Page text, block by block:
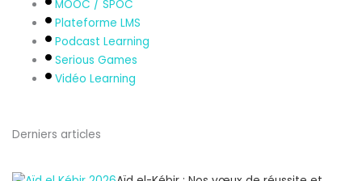
MOOC / SPOC
Plateforme LMS
Podcast Learning
Serious Games
Vidéo Learning
Derniers articles